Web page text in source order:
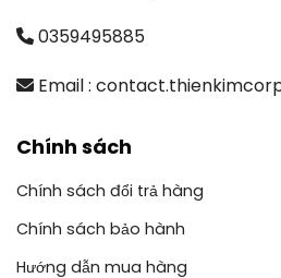
0359495885
Email :
Chính sách
Chính sách đổi trả hàng
Chính sách bảo hành
Hướng dẫn mua hàng